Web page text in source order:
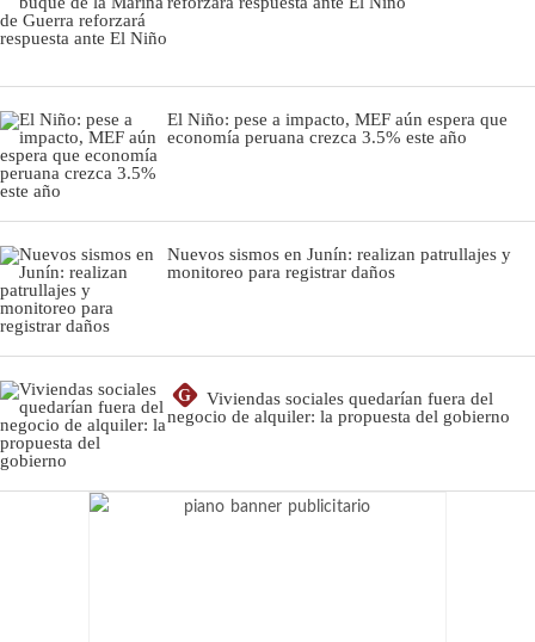
El Niño: pese a impacto, MEF aún espera que
economía peruana crezca 3.5% este año
Nuevos sismos en Junín: realizan patrullajes y
monitoreo para registrar daños
G
Viviendas sociales quedarían fuera del
negocio de alquiler: la propuesta del gobierno